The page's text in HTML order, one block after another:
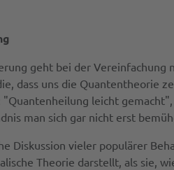
geht bei der Vereinfachung
dass uns die Quantentheorie
"Quantenheilung leicht
man sich gar nicht erst
Diskussion vieler populärer
Theorie darstellt, als sie,